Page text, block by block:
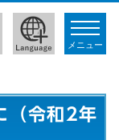
toggle
メニュー
（令和2年